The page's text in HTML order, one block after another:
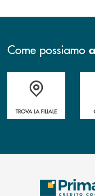
Come possiamo
Accedi all' elenco completo
TROVA LA FILIALE